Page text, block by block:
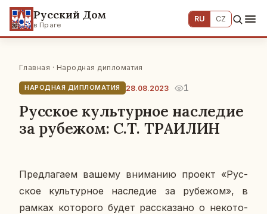
Русский Дом
в Праге
RU CZ
Главная · Народная дипломатия
НАРОДНАЯ ДИПЛОМАТИЯ 28.08.2023 1
Русское культурное наследие
за рубежом: С.Т. ТРАИЛИН
Пред­ла­га­ем вашему вни­ма­нию проект «Рус­
ское куль­тур­ное на­сле­дие за ру­бе­жом», в
рамках ко­то­ро­го будет рас­ска­за­но о неко­то­